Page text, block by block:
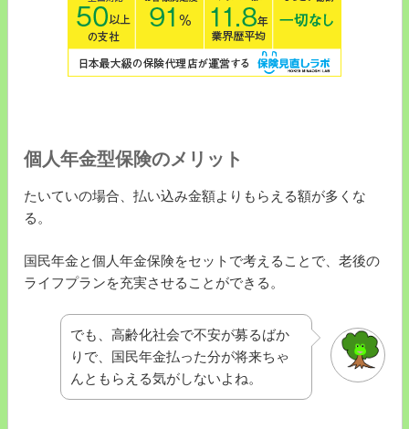
個人年金型保険のメリット
たいていの場合、払い込み金額よりもらえる額が多くな
る。
国民年金と個人年金保険をセットで考えることで、老後の
ライフプランを充実させることができる。
でも、高齢化社会で不安が募るばか
りで、国民年金払った分が将来ちゃ
んともらえる気がしないよね。